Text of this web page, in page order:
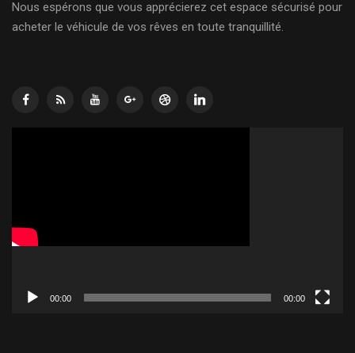
Nous espérons que vous apprécierez cet espace sécurisé pour
acheter le véhicule de vos rêves en toute tranquillité.
00:00 00:00